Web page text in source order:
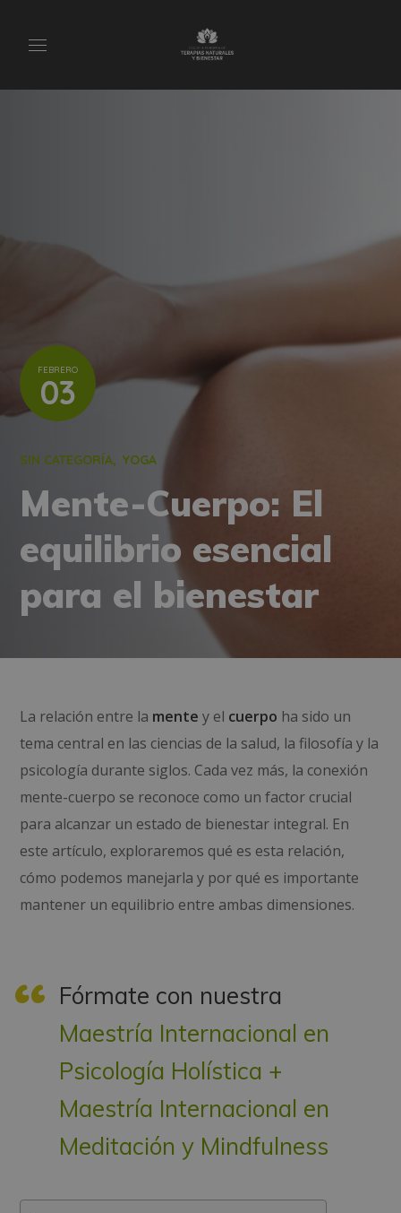
FEBRERO
03
SIN CATEGORÍA YOGA
Mente-Cuerpo: El
equilibrio esencial
para el bienestar
La relación entre la mente y el cuerpo ha sido un
tema central en las ciencias de la salud, la filosofía y la
psicología durante siglos. Cada vez más, la conexión
mente-cuerpo se reconoce como un factor crucial
para alcanzar un estado de bienestar integral. En
este artículo, exploraremos qué es esta relación,
cómo podemos manejarla y por qué es importante
mantener un equilibrio entre ambas dimensiones.
Fórmate con nuestra
Maestría Internacional en
Psicología Holística +
Maestría Internacional en
Meditación y Mindfulness